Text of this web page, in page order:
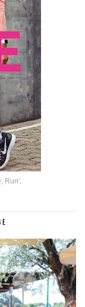
Run'.